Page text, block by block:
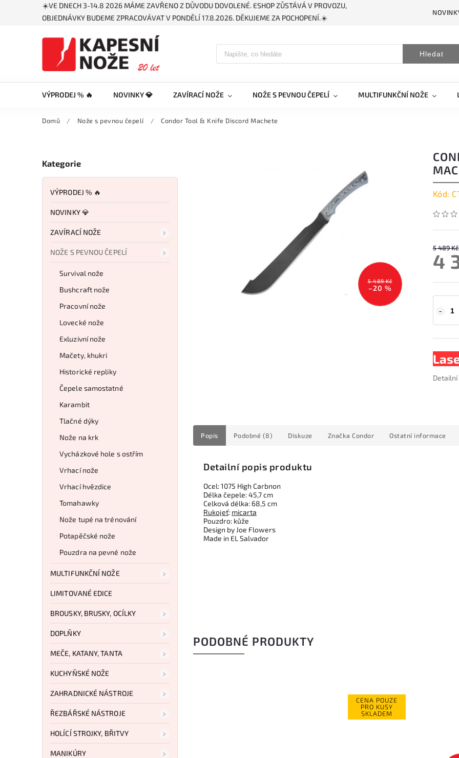
☀️VE DNECH 3-14.8 2026 MÁME ZAVŘENO Z DŮVODU DOVOLENÉ. ESHOP ZŮSTÁVÁ V PROVOZU,
OBJEDNÁVKY BUDEME ZPRACOVÁVAT V PONDĚLÍ 17.8.2026. DĚKUJEME ZA POCHOPENÍ.☀️
Hledat
VÝPRODEJ % 🔥 NOVINKY 💎 ZAVÍRACÍ NOŽE NOŽE S PEVNOU ČEPELÍ MULTIFUNKČNÍ NOŽE
Domů / Nože s pevnou čepelí / Condor Tool & Knife Discord Machete
Kategorie
VÝPRODEJ % 🔥
NOVINKY 💎
ZAVÍRACÍ NOŽE
NOŽE S PEVNOU ČEPELÍ
Survival nože
Bushcraft nože
Pracovní nože
Lovecké nože
Exluzivní nože
Mačety, khukri
Historické repliky
Čepele samostatné
Karambit
Tlačné dýky
Nože na krk
Vycházkové hole s ostřím
Vrhací nože
Vrhací hvězdice
Tomahawky
Nože tupé na trénování
Potapěčské nože
Pouzdra na pevné nože
MULTIFUNKČNÍ NOŽE
LIMITOVANÉ EDICE
BROUSKY, BRUSKY, OCÍLKY
DOPLŇKY
MEČE, KATANY, TANTA
KUCHYŇSKÉ NOŽE
ZAHRADNICKÉ NÁSTROJE
ŘEZBÁŘSKÉ NÁSTROJE
HOLÍCÍ STROJKY, BŘITVY
MANIKÚRY
5 489 Kč
–20 %
Kód:
5 489 Kč
4
Popis Podobné (8) Diskuze Značka Condor Ostatní informace
Detailní popis produktu
Ocel: 1075 High Carbnon
Délka čepele: 45,7 cm
Celková délka: 68,5 cm
Rukojeť: micarta
Pouzdro: kůže
Design by Joe Flowers
Made in EL Salvador
PODOBNÉ PRODUKTY